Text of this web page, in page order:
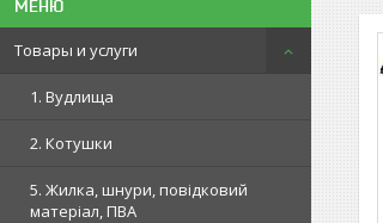
Товары и услуги
1. Вудлища
2. Котушки
5. Жилка, шнури, повідковий
матеріал, ПВА